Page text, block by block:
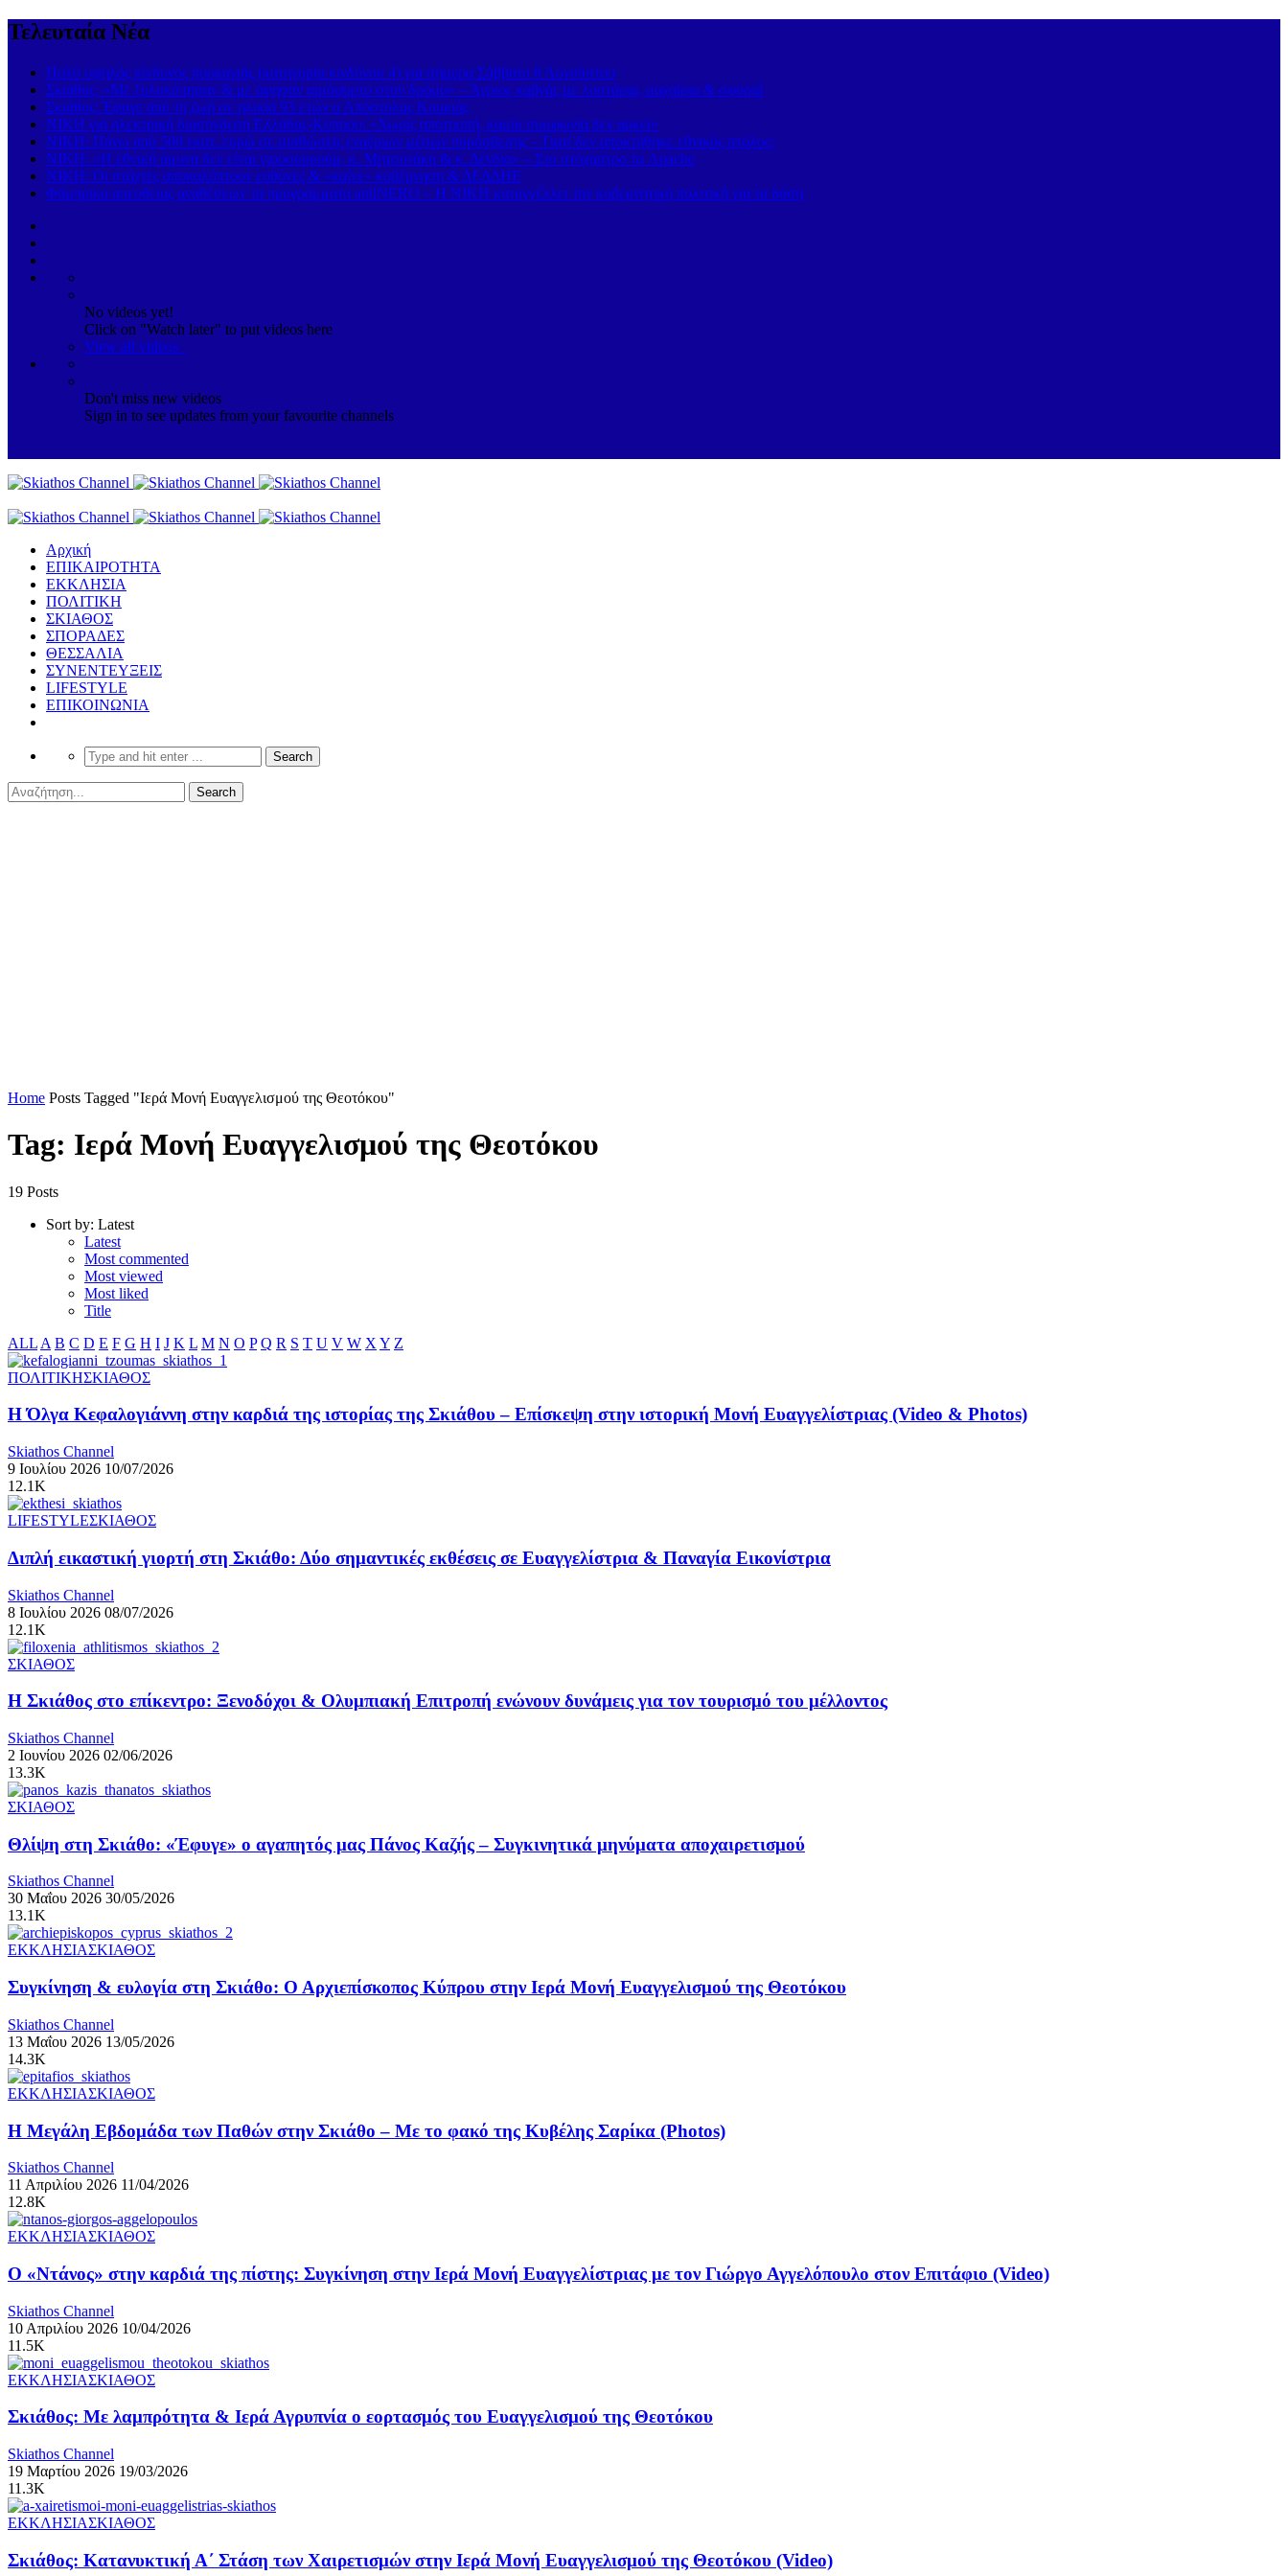
Τελευταία Νέα
Πολύ υψηλός κίνδυνος πυρκαγιάς (κατηγορία κινδύνου 4) για σήμερα Σάββατο 8 Αυγούστου
Σκιάθος: «Με ξυλοκόπησαν & με άφησαν αιμόφυρτο στον δρόμο» – Άγριος καβγάς με λοστάρια, μαχαίρια & σφυριά
Σκιάθος: Έφυγε από τη ζωή σε ηλικία 93 ετών ο Απόστολος Κουκιάς
ΝΙΚΗ για ηλεκτρική διασύνδεση Ελλάδας-Κύπρου: «Χωρίς αποτροπή, καμία συμφωνία δεν αρκεί»
ΝΙΚΗ: Πάνω από 500 εκατ. ευρώ σε μισθώσεις εναέριων μέσων πυρόσβεσης – Γιατί δεν αποκτήθηκε εθνικός στόλος;
ΝΙΚΗ: «Η εθνική άμυνα δεν είναι γιουσουρούμ, κ. Μητσοτάκη & κ. Δένδια» – Στο στόχαστρο τα Apache
ΝΙΚΗ: Οι στάχτες αποκαλύπτουν ευθύνες & «καίνε» κυβέρνηση & ΔΕΔΔΗΕ
Φάμπρικα απευθείας αναθέσεων τα προγράμματα antiNERO – Η ΝΙΚΗ καταγγέλλει την κυβερνητική πολιτική για τα δάση
No videos yet!
Click on "Watch later" to put videos here
View all videos
Don't miss new videos
Sign in to see updates from your favourite channels
Αρχική
ΕΠΙΚΑΙΡΟΤΗΤΑ
ΕΚΚΛΗΣΙΑ
ΠΟΛΙΤΙΚΗ
ΣΚΙΑΘΟΣ
ΣΠΟΡΑΔΕΣ
ΘΕΣΣΑΛΙΑ
ΣΥΝΕΝΤΕΥΞΕΙΣ
LIFESTYLE
ΕΠΙΚΟΙΝΩΝΙΑ
Home Posts Tagged "Ιερά Μονή Ευαγγελισμού της Θεοτόκου"
Tag: Ιερά Μονή Ευαγγελισμού της Θεοτόκου
19 Posts
Sort by: Latest
Latest
Most commented
Most viewed
Most liked
Title
ALL A B C D E F G H I J K L M N O P Q R S T U V W X Y Z
ΠΟΛΙΤΙΚΗΣΚΙΑΘΟΣ
Η Όλγα Κεφαλογιάννη στην καρδιά της ιστορίας της Σκιάθου – Επίσκεψη στην ιστορική Μονή Ευαγγελίστριας (Video & Photos)
Skiathos Channel
9 Ιουλίου 2026 10/07/2026
12.1K
LIFESTYLEΣΚΙΑΘΟΣ
Διπλή εικαστική γιορτή στη Σκιάθο: Δύο σημαντικές εκθέσεις σε Ευαγγελίστρια & Παναγία Εικονίστρια
Skiathos Channel
8 Ιουλίου 2026 08/07/2026
12.1K
ΣΚΙΑΘΟΣ
Η Σκιάθος στο επίκεντρο: Ξενοδόχοι & Ολυμπιακή Επιτροπή ενώνουν δυνάμεις για τον τουρισμό του μέλλοντος
Skiathos Channel
2 Ιουνίου 2026 02/06/2026
13.3K
ΣΚΙΑΘΟΣ
Θλίψη στη Σκιάθο: «Έφυγε» ο αγαπητός μας Πάνος Καζής – Συγκινητικά μηνύματα αποχαιρετισμού
Skiathos Channel
30 Μαΐου 2026 30/05/2026
13.1K
ΕΚΚΛΗΣΙΑΣΚΙΑΘΟΣ
Συγκίνηση & ευλογία στη Σκιάθο: Ο Αρχιεπίσκοπος Κύπρου στην Ιερά Μονή Ευαγγελισμού της Θεοτόκου
Skiathos Channel
13 Μαΐου 2026 13/05/2026
14.3K
ΕΚΚΛΗΣΙΑΣΚΙΑΘΟΣ
Η Μεγάλη Εβδομάδα των Παθών στην Σκιάθο – Με το φακό της Κυβέλης Σαρίκα (Photos)
Skiathos Channel
11 Απριλίου 2026 11/04/2026
12.8K
ΕΚΚΛΗΣΙΑΣΚΙΑΘΟΣ
Ο «Ντάνος» στην καρδιά της πίστης: Συγκίνηση στην Ιερά Μονή Ευαγγελίστριας με τον Γιώργο Αγγελόπουλο στον Επιτάφιο (Video)
Skiathos Channel
10 Απριλίου 2026 10/04/2026
11.5K
ΕΚΚΛΗΣΙΑΣΚΙΑΘΟΣ
Σκιάθος: Με λαμπρότητα & Ιερά Αγρυπνία ο εορτασμός του Ευαγγελισμού της Θεοτόκου
Skiathos Channel
19 Μαρτίου 2026 19/03/2026
11.3K
ΕΚΚΛΗΣΙΑΣΚΙΑΘΟΣ
Σκιάθος: Κατανυκτική Α΄ Στάση των Χαιρετισμών στην Ιερά Μονή Ευαγγελισμού της Θεοτόκου (Video)